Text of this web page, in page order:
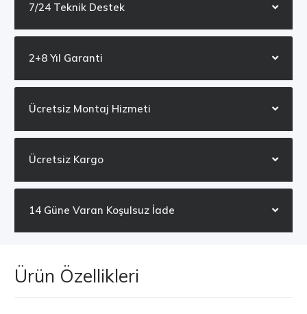
7/24 Teknik Destek
2+8 Yıl Garanti
Ücretsiz Montaj Hizmeti
Ücretsiz Kargo
14 Güne Varan Koşulsuz İade
Ürün Özellikleri